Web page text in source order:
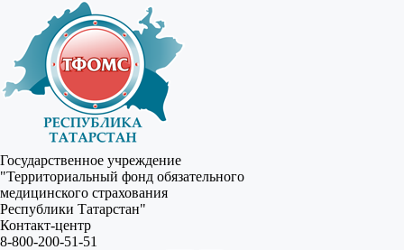
Государственное учреждение
"Территориальный фонд обязательного
медицинского страхования
Республики Татарстан"
Контакт-центр
8-800-200-51-51